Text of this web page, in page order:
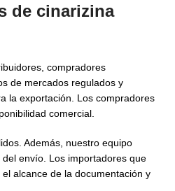
de cinarizina
compradores
de mercados regulados y
la exportación. Los compradores
comercial.
Además, nuestro equipo
envío. Los importadores que
alcance de la documentación y